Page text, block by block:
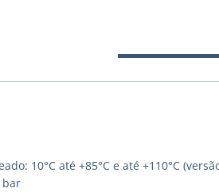
10°C até +85°C e até +110°C
bar